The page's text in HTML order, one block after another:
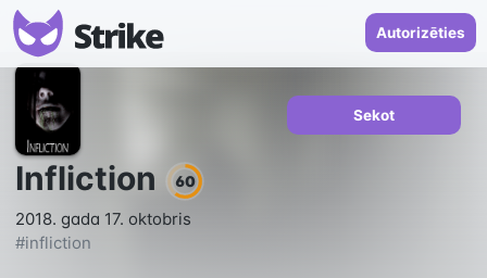
Autorizēties
Infliction 60
2018. gada 17. oktobris
#infliction
Sekot